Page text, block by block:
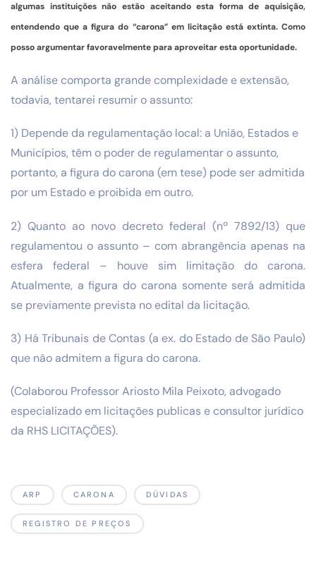
algumas instituições não estão aceitando esta forma de aquisição,
entendendo que a figura do “carona” em licitação está extinta. Como
posso argumentar favoravelmente para aproveitar esta oportunidade.
A análise comporta grande complexidade e extensão,
todavia, tentarei resumir o assunto:
1) Depende da regulamentação local: a União, Estados e
Municípios, têm o poder de regulamentar o assunto,
portanto, a figura do carona (em tese) pode ser admitida
por um Estado e proibida em outro.
2) Quanto ao novo decreto federal (nº 7892/13) que
regulamentou o assunto – com abrangência apenas na
esfera federal – houve sim limitação do carona.
Atualmente, a figura do carona somente será admitida
se previamente prevista no edital da licitação.
3) Há Tribunais de Contas (a ex. do Estado de São Paulo)
que não admitem a figura do carona.
(Colaborou Professor Ariosto Mila Peixoto, advogado
especializado em licitações publicas e consultor jurídico
da RHS LICITAÇÕES).
ARP CARONA DÚVIDAS
REGISTRO DE PREÇOS